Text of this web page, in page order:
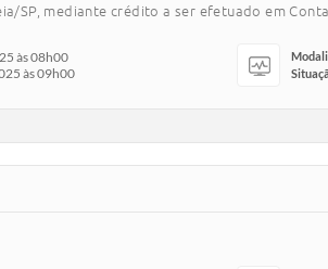
mediante crédito a ser efetuado em
às 08h00
às 09h00